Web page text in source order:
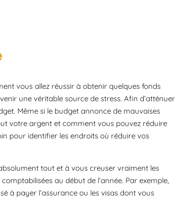
vous allez réussir à obtenir quelques fonds
une véritable source de stress. Afin d’atténuer
Même si le budget annonce de mauvaises
votre argent et comment vous pouvez réduire
pour identifier les endroits où réduire vos
tout et à vous creuser vraiment les
au début de l’année. Par exemple,
à payer l’assurance ou les visas dont vous